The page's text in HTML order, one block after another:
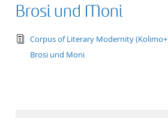
Brosi und Moni
text/
Corpus of Literary Modernity
Brosi und Moni